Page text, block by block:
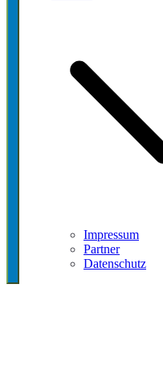
Impressum
Partner
Datenschutz